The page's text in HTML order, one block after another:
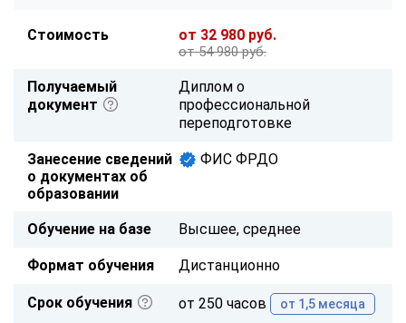
Стоимость от 32 980 руб.
от 54 980 руб.
Получаемый
документ
Диплом о
профессиональной
переподготовке
Занесение сведений
о документах об
образовании
ФИС ФРДО
Обучение на базе Высшее, среднее
Формат обучения Дистанционно
Срок обучения от 250 часов от 1,5 месяца